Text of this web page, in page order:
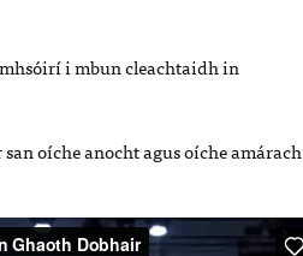
i mbun cleachtaidh in
oíche anocht agus oíche amárach